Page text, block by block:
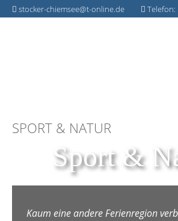
stocker-chiemsee@t-online.de Telefon:
SPORT & NATUR
Sport &
Kaum eine andere Ferienregion